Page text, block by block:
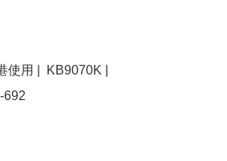
用 |  KB9070K |
692